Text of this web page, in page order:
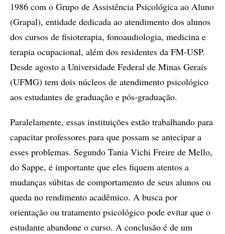
1986 com o Grupo de Assistência Psicológica ao Aluno
(Grapal), entidade dedicada ao atendimento dos alunos
dos cursos de fisioterapia, fonoaudiologia, medicina e
terapia ocupacional, além dos residentes da FM-USP.
Desde agosto a Universidade Federal de Minas Gerais
(UFMG) tem dois núcleos de atendimento psicológico
aos estudantes de graduação e pós-graduação.
Paralelamente, essas instituições estão trabalhando para
capacitar professores para que possam se antecipar a
esses problemas. Segundo Tania Vichi Freire de Mello,
do Sappe, é importante que eles fiquem atentos a
mudanças súbitas de comportamento de seus alunos ou
queda no rendimento acadêmico. A busca por
orientação ou tratamento psicológico pode evitar que o
estudante abandone o curso. A conclusão é de um